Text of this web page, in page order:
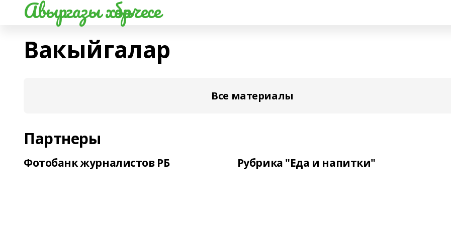
Авыргазы хәбәрчесе
Вакыйгалар
Все материалы
Партнеры
Фотобанк журналистов РБ Рубрика "Еда и напитки"